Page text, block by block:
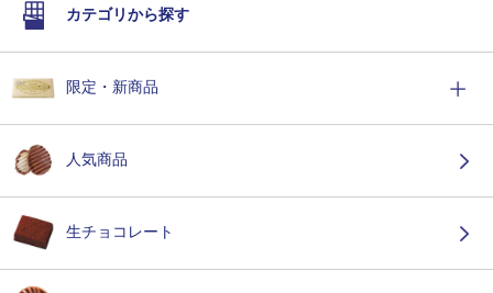
カテゴリから探す
限定・新商品
人気商品
生チョコレート